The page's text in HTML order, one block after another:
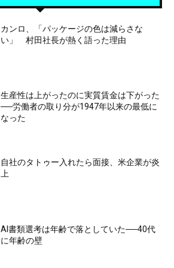
カンロ、「パッケージの色は減らさな
い」 村田社長が熱く語った理由
生産性は上がったのに実質賃金は下がった
──労働者の取り分が1947年以来の最低に
なった
自社のタトゥー入れたら面接、米企業が炎
上
AI書類選考は年齢で落としていた──40代
に年齢の壁